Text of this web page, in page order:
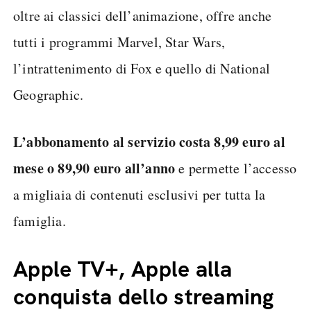
oltre ai classici dell’animazione, offre anche
tutti i programmi Marvel, Star Wars,
l’intrattenimento di Fox e quello di National
Geographic.
L’abbonamento al servizio costa 8,99 euro al
mese o 89,90 euro all’annoe permette l’accesso
a migliaia di contenuti esclusivi per tutta la
famiglia.
Apple TV+, Apple alla
conquista dello streaming